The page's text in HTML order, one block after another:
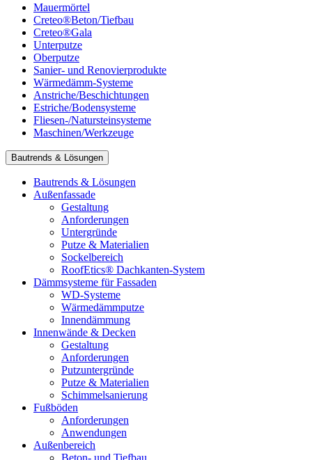
Mauermörtel
Creteo®Beton/Tiefbau
Creteo®Gala
Unterputze
Oberputze
Sanier- und Renovierprodukte
Wärmedämm-Systeme
Anstriche/Beschichtungen
Estriche/Bodensysteme
Fliesen-/Natursteinsysteme
Maschinen/Werkzeuge
Bautrends & Lösungen
Bautrends & Lösungen
Außenfassade
Gestaltung
Anforderungen
Untergründe
Putze & Materialien
Sockelbereich
RoofEtics® Dachkanten-System
Dämmsysteme für Fassaden
WD-Systeme
Wärmedämmputze
Innendämmung
Innenwände & Decken
Gestaltung
Anforderungen
Putzuntergründe
Putze & Materialien
Schimmelsanierung
Fußböden
Anforderungen
Anwendungen
Außenbereich
Beton- und Tiefbau